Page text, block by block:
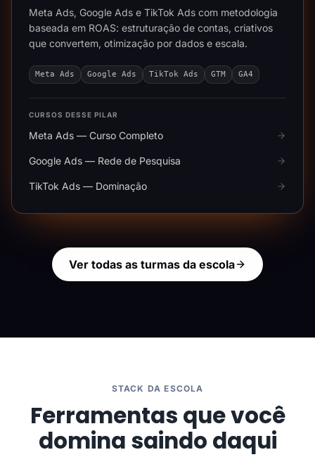
Meta Ads, Google Ads e TikTok Ads com metodologia
baseada em ROAS: estruturação de contas, criativos
que convertem, otimização por dados e escala.
Meta Ads Google Ads TikTok Ads GTM GA4
CURSOS DESSE PILAR
Meta Ads — Curso Completo
Google Ads — Rede de Pesquisa
TikTok Ads — Dominação
Ver todas as turmas da escola
STACK DA ESCOLA
Ferramentas que você
domina saindo daqui